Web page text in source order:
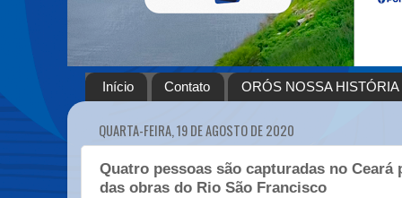
Início Contato ORÓS NOSSA HISTÓRIA
QUARTA-FEIRA, 19 DE AGOSTO DE 2020
Quatro pessoas são capturadas no
das obras do Rio São Francisco